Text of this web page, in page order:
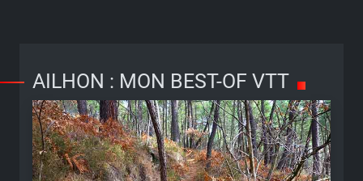
AILHON : MON BEST-OF VTT